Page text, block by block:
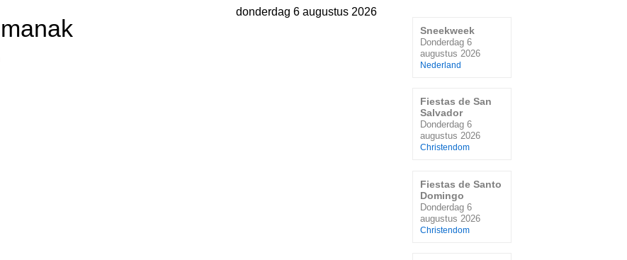
donderdag 6 augustus 2026
Sneekweek
Donderdag 6
augustus 2026
Nederland
Fiestas de San
Salvador
Donderdag 6
augustus 2026
Christendom
Fiestas de Santo
Domingo
Donderdag 6
augustus 2026
Christendom